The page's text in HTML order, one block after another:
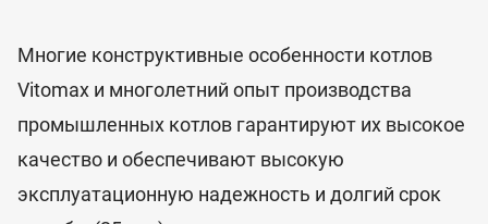
Многие конструктивные особенности котлов
Vitomax и многолетний опыт производства
промышленных котлов гарантируют их высокое
качество и обеспечивают высокую
эксплуатационную надежность и долгий срок